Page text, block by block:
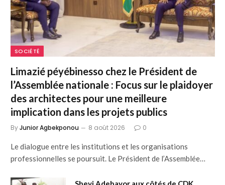
SOCIÉTÉ
Limazié péyébinesso chez le Président de
l’Assemblée nationale : Focus sur le plaidoyer
des architectes pour une meilleure
implication dans les projets publics
ByJunior Agbekponou 8 août 2026 0
Le dialogue entre les institutions et les organisations
professionnelles se poursuit. Le Président de l’Assemblée…